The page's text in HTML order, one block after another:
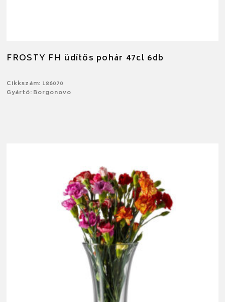
FROSTY FH üdítős pohár 47cl 6db
Cikkszám: 186070
Gyártó: Borgonovo